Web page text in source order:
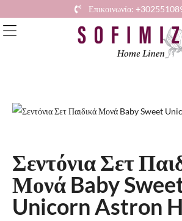
Επικοινωνία:
Σεντόνια Σετ
Μονά Baby
Unicorn Astron